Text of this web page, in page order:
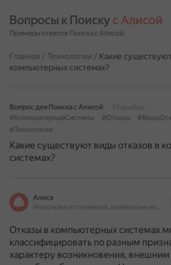
Вопросы к Поиску с Алисой
Примеры ответов Поиска с Алисой
Главная / Технологии / Какие
компьютерных системах?
Вопрос для Поиска с Алисой
19 ноября
#КомпьютерныеСистемы
#Отказы
#Технологии
Какие существуют виды отказов в
системах?
Алиса
На основе источников, возможны неточности
Отказы в компьютерных системах
классифицировать по разным
характеру возникновения,